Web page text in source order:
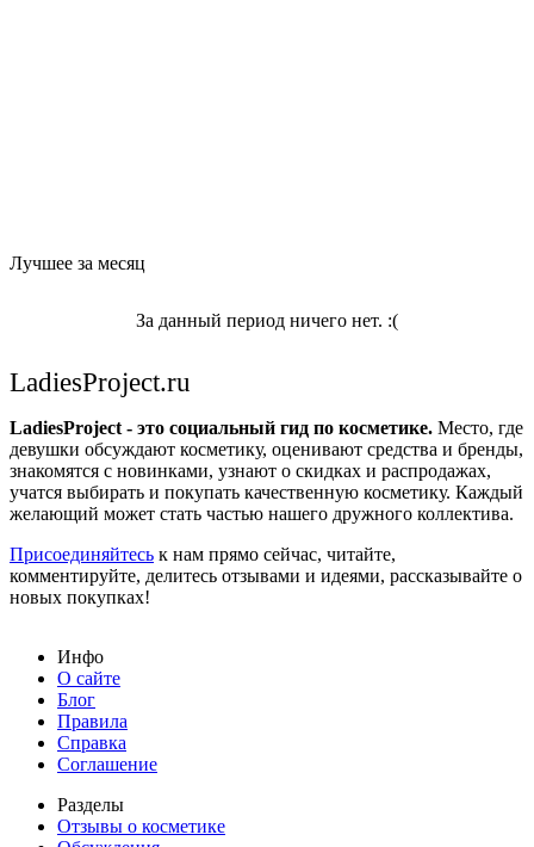
Лучшее за месяц
За данный период ничего нет. :(
LadiesProject.ru
LadiesProject - это социальный гид по косметике. Место, где
девушки обсуждают косметику, оценивают средства и бренды,
знакомятся с новинками, узнают о скидках и распродажах,
учатся выбирать и покупать качественную косметику. Каждый
желающий может стать частью нашего дружного коллектива.
Присоединяйтесь к нам прямо сейчас, читайте,
комментируйте, делитесь отзывами и идеями, рассказывайте о
новых покупках!
Инфо
О сайте
Блог
Правила
Справка
Соглашение
Разделы
Отзывы о косметике